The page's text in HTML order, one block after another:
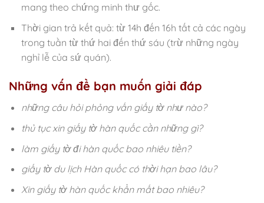
mang theo chứng minh thư gốc.
Thời gian trả kết quả: từ 14h đến 16h tất cả các ngày
trong tuần từ thứ hai đến thứ sáu (trừ những ngày
nghỉ lễ của sứ quán).
Những vấn đề bạn muốn giải đáp
những câu hỏi phỏng vấn giấy tờ như nào?
thủ tục xin giấy tờ hàn quốc cần những gì?
làm giấy tờ đi hàn quốc bao nhiêu tiền?
giấy tờ du lịch Hàn quốc có thời hạn bao lâu?
Xin giấy tờ hàn quốc khẩn mất bao nhiêu?